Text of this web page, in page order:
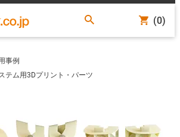
(0)
事例
テム用3Dプリント・パーツ